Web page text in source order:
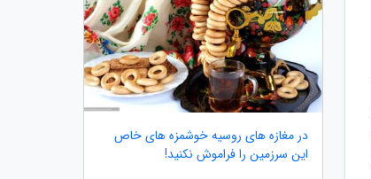
در مغازه های روسیه خوشمزه های خاص
این سرزمین را فراموش نکنید!